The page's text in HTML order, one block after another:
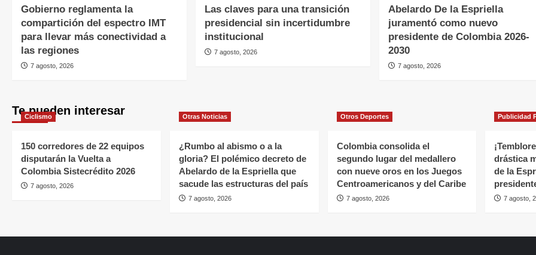
Gobierno reglamenta la
compartición del espectro IMT
para llevar más conectividad a
las regiones
7 agosto, 2026
Las claves para una transición
presidencial sin incertidumbre
institucional
7 agosto, 2026
Abelardo De la Espriella
juramentó como nuevo
presidente de Colombia 2026-
2030
7 agosto, 2026
Te pueden interesar
Ciclismo
150 corredores de 22 equipos
disputarán la Vuelta a
Colombia Sistecrédito 2026
7 agosto, 2026
Otras Noticias
¿Rumbo al abismo o a la
gloria? El polémico decreto de
Abelardo de la Espriella que
sacude las estructuras del país
7 agosto, 2026
Otros Deportes
Colombia consolida el
segundo lugar del medallero
con nueve oros en los Juegos
Centroamericanos y del Caribe
7 agosto, 2026
Publicidad
drástica
de la
7 agosto,